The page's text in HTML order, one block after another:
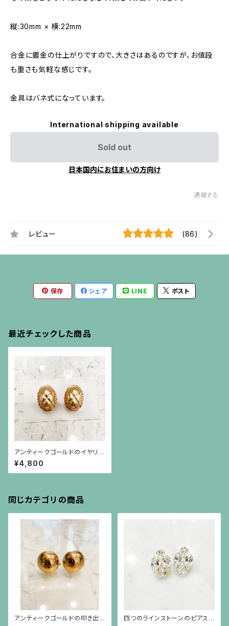
縦:30mm × 横:22mm
合金に鍍金の仕上がりですので、大きさはあるのですが、お値段
も重さも気軽な感じです。
金具はバネ式になっています。
International shipping available
Sold out
日本国内にお住まいの方向け
通報する
レビュー (86)
保存 シェア LINE ポスト
最近チェックした商品
アンティークゴールドのイヤリン
グ
¥4,800
同じカテゴリの商品
アンティークゴールドの叩き出し
四つのラインストーンのピアス